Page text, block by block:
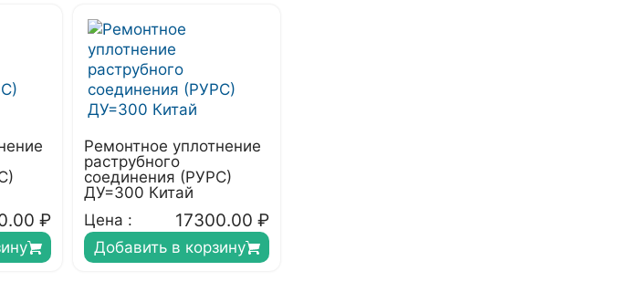
₽
Ремонтное уплотнение
раструбного
соединения (РУРС)
ДУ=300 Китай
Цена :
17300.00 ₽
Добавить в корзину